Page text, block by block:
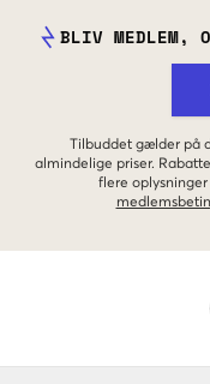
BLIV MEDLEM,
Tilbuddet gælder på
almindelige priser.
flere